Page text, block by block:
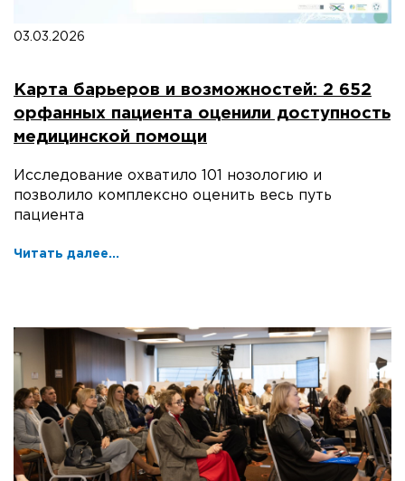
03.03.2026
Карта барьеров и возможностей: 2 652
орфанных пациента оценили доступность
медицинской помощи
Исследование охватило 101 нозологию и
позволило комплексно оценить весь путь
пациента
Читать далее...